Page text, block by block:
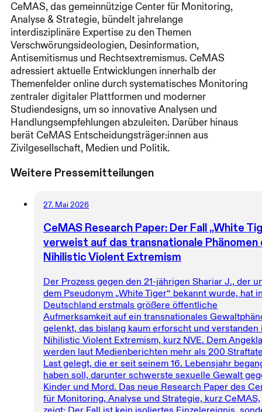
CeMAS, das gemeinnützige Center für Monitoring,
Analyse & Strategie, bündelt jahrelange
interdisziplinäre Expertise zu den Themen
Verschwörungsideologien, Desinformation,
Antisemitismus und Rechtsextremismus. CeMAS
adressiert aktuelle Entwicklungen innerhalb der
Themenfelder online durch systematisches Monitoring
zentraler digitaler Plattformen und moderner
Studiendesigns, um so innovative Analysen und
Handlungsempfehlungen abzuleiten. Darüber hinaus
berät CeMAS Entscheidungsträger:innen aus
Zivilgesellschaft, Medien und Politik.
Weitere Pressemitteilungen
27. Mai 2026
CeMAS Research Paper: Der Fall „White
verweist auf das transnationale Phänomen
Nihilistic Violent Extremism
Der Prozess gegen den 21-jährigen Shariar J., der
dem Pseudonym „White Tiger“ bekannt wurde, hat
Deutschland erstmals größere öffentliche
Aufmerksamkeit auf ein transnationales
gelenkt, das bislang kaum erforscht und verstanden
Nihilistic Violent Extremism, kurz NVE. Dem
werden laut Medienberichten mehr als 200
Last gelegt, die er seit seinem 16. Lebensjahr
haben soll, darunter schwerste sexuelle Gewalt
Kinder und Mord. Das neue Research Paper des
für Monitoring, Analyse und Strategie, kurz CeMAS,